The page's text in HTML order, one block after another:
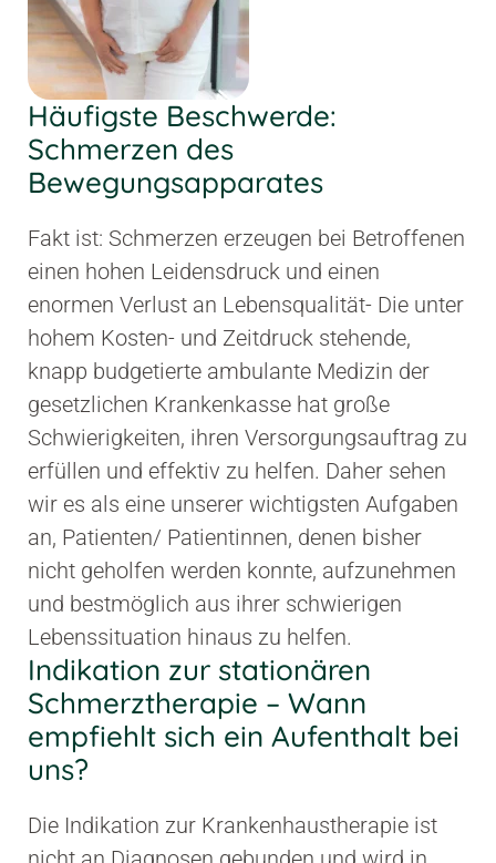
Häufigste Beschwerde:
Schmerzen des
Bewegungsapparates
Fakt ist: Schmerzen erzeugen bei Betroffenen
einen hohen Leidensdruck und einen
enormen Verlust an Lebensqualität- Die unter
hohem Kosten- und Zeitdruck stehende,
knapp budgetierte ambulante Medizin der
gesetzlichen Krankenkasse hat große
Schwierigkeiten, ihren Versorgungsauftrag zu
erfüllen und effektiv zu helfen. Daher sehen
wir es als eine unserer wichtigsten Aufgaben
an, Patienten/ Patientinnen, denen bisher
nicht geholfen werden konnte, aufzunehmen
und bestmöglich aus ihrer schwierigen
Lebenssituation hinaus zu helfen.
Indikation zur stationären
Schmerztherapie – Wann
empfiehlt sich ein Aufenthalt bei
uns?
Die Indikation zur Krankenhaustherapie ist